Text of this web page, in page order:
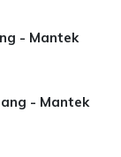
- Mantek
- Mantek